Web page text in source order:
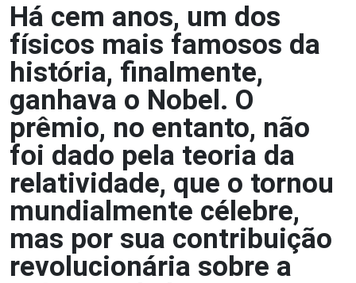
Há cem anos, um dos
físicos mais famosos da
história, finalmente,
ganhava o Nobel. O
prêmio, no entanto, não
foi dado pela teoria da
relatividade, que o tornou
mundialmente célebre,
mas por sua contribuição
revolucionária sobre a